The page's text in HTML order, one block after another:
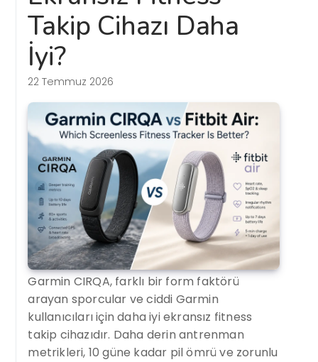
Takip Cihazı Daha
İyi?
22 Temmuz 2026
Garmin CIRQA, farklı bir form faktörü
arayan sporcular ve ciddi Garmin
kullanıcıları için daha iyi ekransız fitness
takip cihazıdır. Daha derin antrenman
metrikleri, 10 güne kadar pil ömrü ve zorunlu